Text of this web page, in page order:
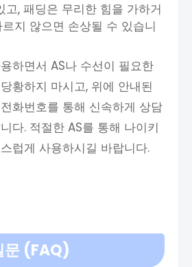
고, 패딩은 무리한 힘을 가하거
지 않으면 손상될 수 있습니
하면서 AS나 수선이 필요한
황하지 마시고, 위에 안내된
화번호를 통해 신속하게 상담
다. 적절한 AS를 통해 나이키
럽게 사용하시길 바랍니다.
문 (FAQ)